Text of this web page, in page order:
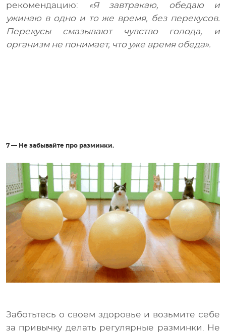
рекомендацию:
«Я завтракаю, обедаю и
ужинаю в одно и то же время, без перекусов.
Перекусы смазывают чувство голода, и
организм не понимает, что уже время обеда».
7 — Не забывайте про разминки.
Заботьтесь о своем здоровье и возьмите себе
за привычку делать регулярные разминки. Не